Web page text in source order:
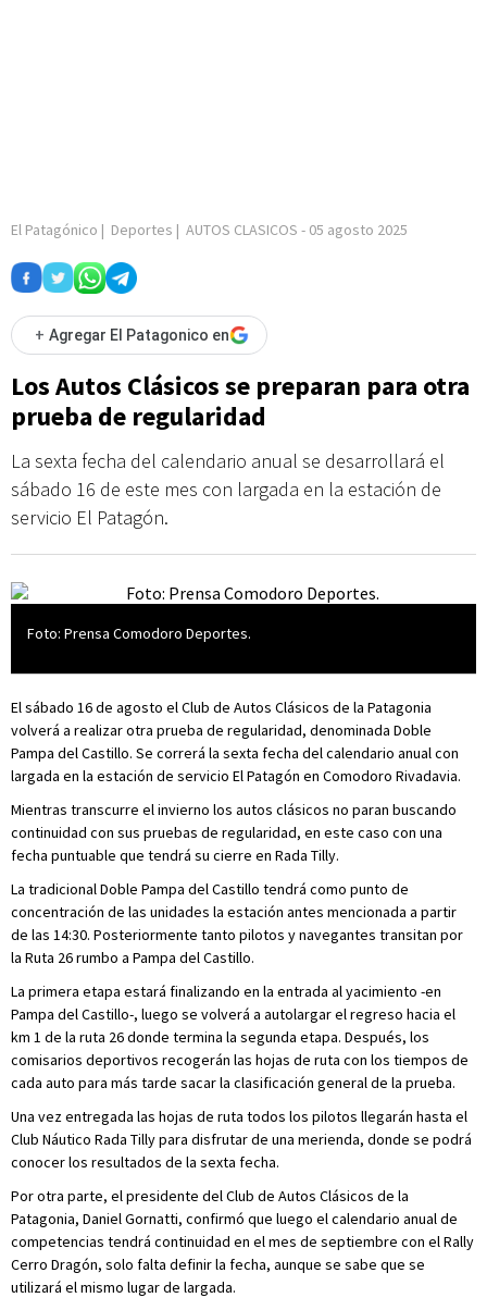
El Patagónico | Deportes | AUTOS CLASICOS - 05 agosto 2025
+ Agregar El Patagonico en
Los Autos Clásicos se preparan para otra
prueba de regularidad
La sexta fecha del calendario anual se desarrollará el
sábado 16 de este mes con largada en la estación de
servicio El Patagón.
Foto: Prensa Comodoro Deportes.
El sábado 16 de agosto el Club de Autos Clásicos de la Patagonia
volverá a realizar otra prueba de regularidad, denominada Doble
Pampa del Castillo. Se correrá la sexta fecha del calendario anual con
largada en la estación de servicio El Patagón en Comodoro Rivadavia.
Mientras transcurre el invierno los autos clásicos no paran buscando
continuidad con sus pruebas de regularidad, en este caso con una
fecha puntuable que tendrá su cierre en Rada Tilly.
La tradicional Doble Pampa del Castillo tendrá como punto de
concentración de las unidades la estación antes mencionada a partir
de las 14:30. Posteriormente tanto pilotos y navegantes transitan por
la Ruta 26 rumbo a Pampa del Castillo.
La primera etapa estará finalizando en la entrada al yacimiento -en
Pampa del Castillo-, luego se volverá a autolargar el regreso hacia el
km 1 de la ruta 26 donde termina la segunda etapa. Después, los
comisarios deportivos recogerán las hojas de ruta con los tiempos de
cada auto para más tarde sacar la clasificación general de la prueba.
Una vez entregada las hojas de ruta todos los pilotos llegarán hasta el
Club Náutico Rada Tilly para disfrutar de una merienda, donde se podrá
conocer los resultados de la sexta fecha.
Por otra parte, el presidente del Club de Autos Clásicos de la
Patagonia, Daniel Gornatti, confirmó que luego el calendario anual de
competencias tendrá continuidad en el mes de septiembre con el Rally
Cerro Dragón, solo falta definir la fecha, aunque se sabe que se
utilizará el mismo lugar de largada.